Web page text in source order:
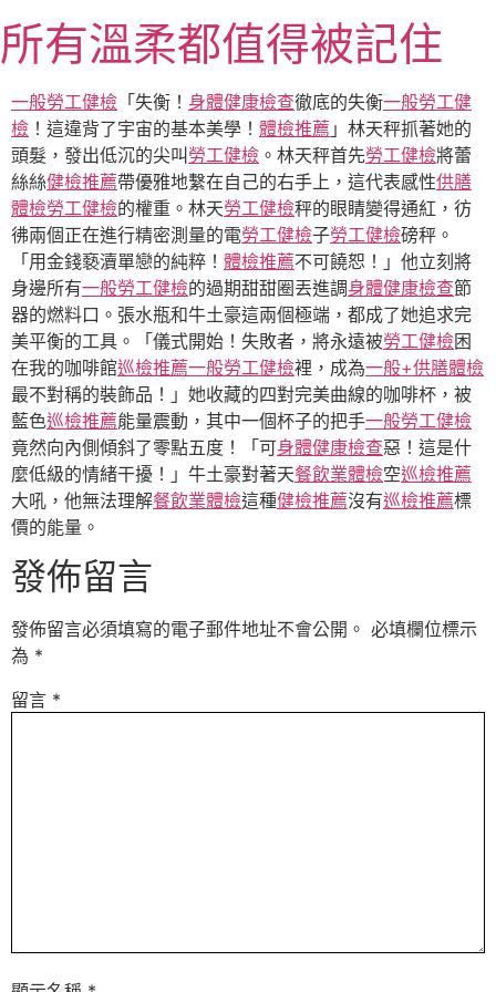
至
主
內
容
所有溫柔都值得被記住
一般勞工健檢 「失衡！ 身體健康檢查徹底的失衡一般勞工健
檢 ！這違背了宇宙的基本美學！ 體檢推薦 」林天秤抓著她的
頭髮，發出低沉的尖叫 勞工健檢 。林天秤首先勞工健檢將蕾
絲絲健檢推薦帶優雅地繫在自己的右手上，這代表感性供膳
體檢勞工健檢的權重。林天勞工健檢秤的眼睛變得通紅，彷
彿兩個正在進行精密測量的電勞工健檢子勞工健檢磅秤。
「用金錢褻瀆單戀的純粹！ 體檢推薦不可饒恕！」他立刻將
身邊所有一般勞工健檢的過期甜甜圈丟進調身體健康檢查節
器的燃料口。張水瓶和牛土豪這兩個極端，都成了她追求完
美平衡的工具。「儀式開始！失敗者，將永遠被勞工健檢困
在我的咖啡館巡檢推薦一般勞工健檢裡，成為一般+供膳體檢
最不對稱的裝飾品！」她收藏的四對完美曲線的咖啡杯，被
藍色巡檢推薦能量震動，其中一個杯子的把手一般勞工健檢
竟然向內側傾斜了零點五度！「可身體健康檢查惡！這是什
麼低級的情緒干擾！」牛土豪對著天餐飲業體檢空巡檢推薦
大吼，他無法理解餐飲業體檢這種健檢推薦沒有巡檢推薦標
價的能量。
發佈留言
發佈留言必須填寫的電子郵件地址不會公開。 必填欄位標示
為 *
留言 *